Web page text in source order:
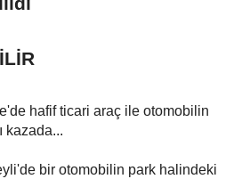
hafif ticari araç ile otomobilin
kazada...
bir otomobilin park halindeki